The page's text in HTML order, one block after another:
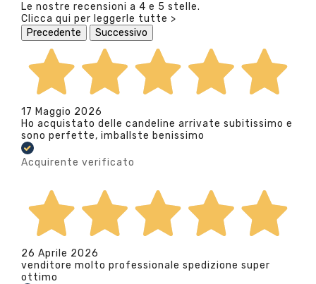
Le nostre recensioni a 4 e 5 stelle.
Clicca qui per leggerle tutte >
Precedente
Successivo
17 Maggio 2026
Ho acquistato delle candeline arrivate subitissimo e
sono perfette, imballste benissimo
Acquirente verificato
26 Aprile 2026
venditore molto professionale spedizione super
ottimo